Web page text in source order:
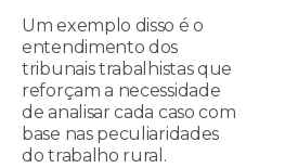
Um exemplo disso é o
entendimento dos
tribunais trabalhistas que
reforçam a necessidade
de analisar cada caso com
base nas peculiaridades
do trabalho rural.